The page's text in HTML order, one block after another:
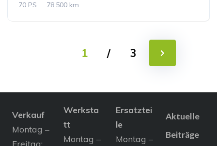
70 PS
78.500 km
1 / 3
Verkauf
Montag –
Freitag:
Werksta
tt
Montag –
Ersatztei
le
Montag –
Aktuelle
Beiträge